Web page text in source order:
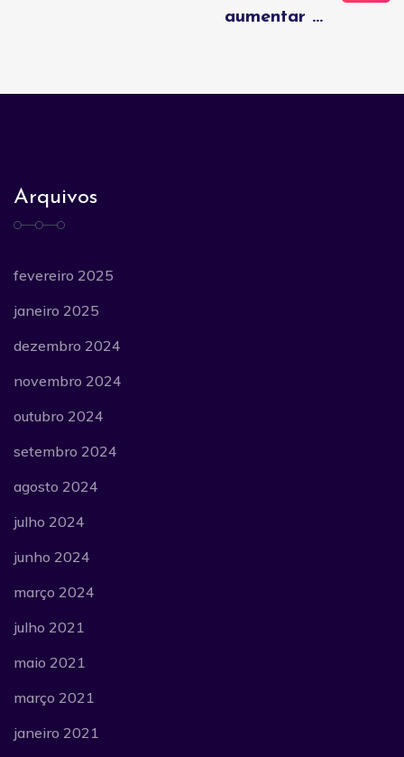
aumentar ...
Arquivos
fevereiro 2025
janeiro 2025
dezembro 2024
novembro 2024
outubro 2024
setembro 2024
agosto 2024
julho 2024
junho 2024
março 2024
julho 2021
maio 2021
março 2021
janeiro 2021